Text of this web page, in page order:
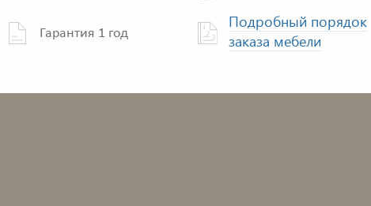
Гарантия 1 год
Подробный порядок
заказа мебели